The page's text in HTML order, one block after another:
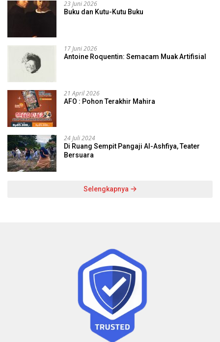
23 Juni 2026
Buku dan Kutu-Kutu Buku
17 Juni 2026
Antoine Roquentin: Semacam Muak Artifisial
21 April 2026
AFO : Pohon Terakhir Mahira
24 Juli 2024
Di Ruang Sempit Pangaji Al-Ashfiya, Teater
Bersuara
Selengkapnya